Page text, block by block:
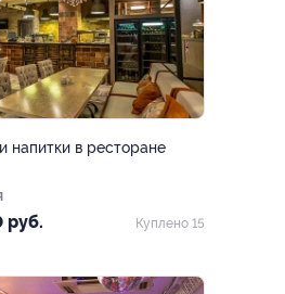
напитки в ресторане
руб. Куплено 15